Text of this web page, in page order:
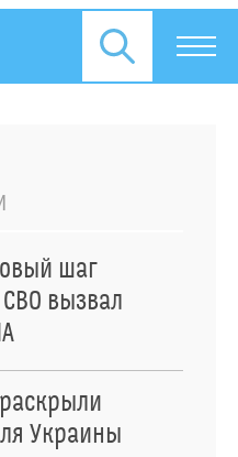
шаг
вызвал
Украины